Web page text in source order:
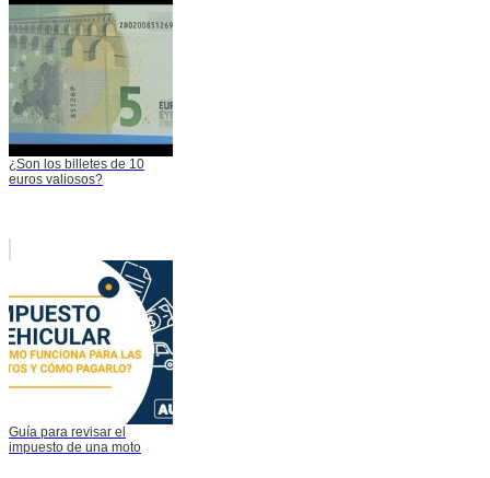
¿Son los billetes de 10
euros valiosos?
Guía para revisar el
impuesto de una moto